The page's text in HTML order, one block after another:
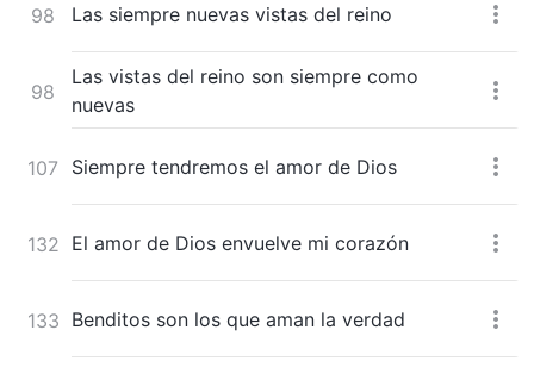
98 Las siempre nuevas vistas del reino
98
Las vistas del reino son siempre como
nuevas
107 Siempre tendremos el amor de Dios
132 El amor de Dios envuelve mi corazón
133 Benditos son los que aman la verdad